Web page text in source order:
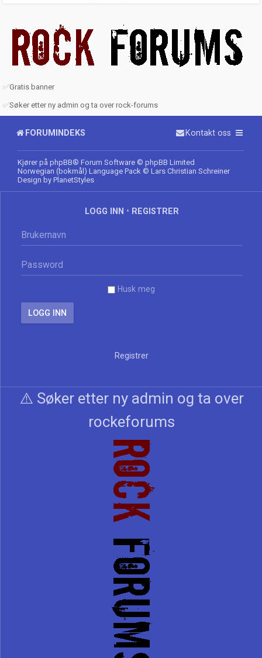
✅Gratis banner
✅Søker etter ny admin og ta over rock-forums
FORUMINDEKS Kontakt oss
Kjører på phpBB® Forum Software © phpBB Limited
Norwegian (bokmål) Language Pack © Lars Christian Schreiner
Design by PlanetStyles
LOGG INN • REGISTRER
Husk meg
Registrer
⚠️ Søker etter ny admin og ta over
rockeforums